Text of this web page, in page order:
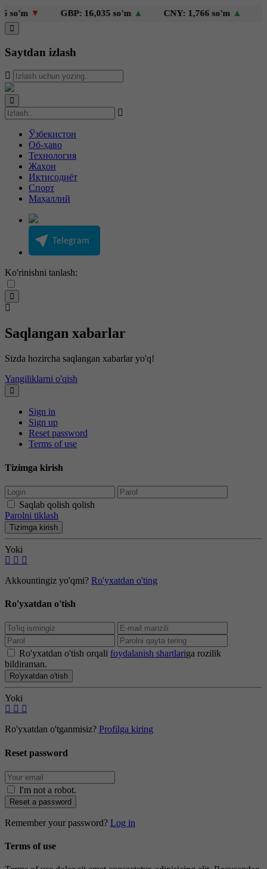
▼ GBP: 16,035 so'm▲ CNY: 1,766 so'm▲
Saytdan izlash
Ўзбекистон
Об-ҳаво
Технология
Жаҳон
Иқтисодиёт
Спорт
Маҳаллий
Ko'rinishni tanlash:
Saqlangan xabarlar
Sizda hozircha saqlangan xabarlar yo'q!
Yangiliklarni o'qish
Sign in
Sign up
Reset password
Terms of use
Tizimga kirish
Saqlab qolish qolish
Parolni tiklash
Tizimga kirish
Yoki
Akkountingiz yo'qmi? Ro'yxatdan o'ting
Ro'yxatdan o'tish
Ro'yxatdan o'tish orqali foydalanish shartlariga rozilik
bildiraman.
Ro'yxatdan o'tish
Yoki
Ro'yxatdan o'tganmisiz? Profilga kiring
Reset password
I'm not a robot.
Reset a password
Remember your password? Log in
Terms of use